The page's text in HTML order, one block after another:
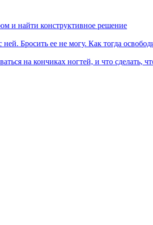
и найти конструктивное решение
Бросить ее не могу. Как тогда
на кончиках ногтей, и что сделать,